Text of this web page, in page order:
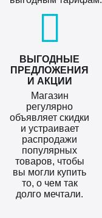
ВЫГОДНЫЕ
ПРЕДЛОЖЕНИЯ
И АКЦИИ
Магазин
регулярно
объявляет скидки
и устраивает
распродажи
популярных
товаров, чтобы
вы могли купить
то, о чем так
долго мечтали.